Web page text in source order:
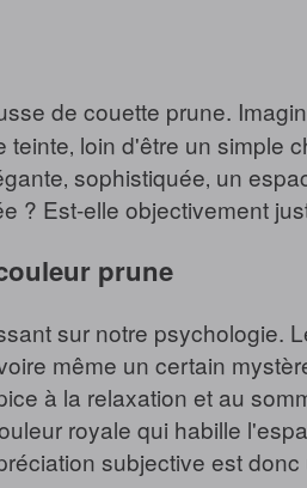
de couette prune.
loin d'être un
sophistiquée‚ un
? Est-elle objectivement
prune
sur notre psychologie.
même un certain
à la relaxation et au
royale qui habille
subjective est